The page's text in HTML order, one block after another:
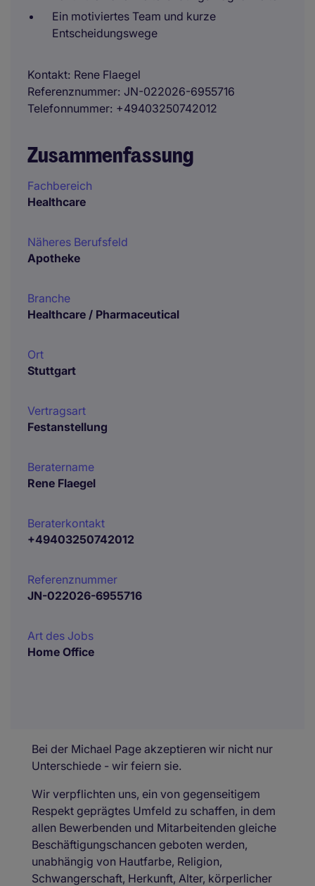
Ein motiviertes Team und kurze
Entscheidungswege
Kontakt Rene Flaegel
Referenznummer JN-022026-6955716
Telefonnummer +49403250742012
Zusammenfassung
Fachbereich
Healthcare
Näheres Berufsfeld
Apotheke
Branche
Healthcare / Pharmaceutical
Ort
Stuttgart
Vertragsart
Festanstellung
Beratername
Rene Flaegel
Beraterkontakt
+49403250742012
Referenznummer
JN-022026-6955716
Art des Jobs
Home Office
Bei der Michael Page akzeptieren wir nicht nur
Unterschiede - wir feiern sie.
Wir verpflichten uns, ein von gegenseitigem
Respekt geprägtes Umfeld zu schaffen, in dem
allen Bewerbenden und Mitarbeitenden gleiche
Beschäftigungschancen geboten werden,
unabhängig von Hautfarbe, Religion,
Schwangerschaft, Herkunft, Alter, körperlicher